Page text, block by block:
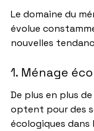
Le domaine du
évolue
nouvelles
1. Ménage
De plus en plus
optent pour des
écologiques